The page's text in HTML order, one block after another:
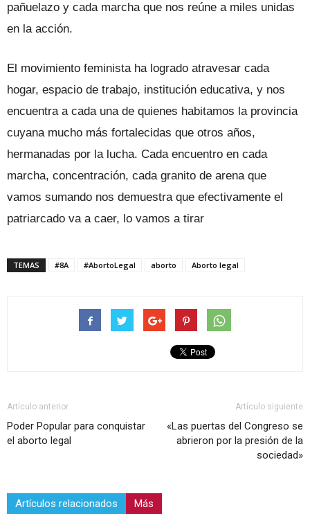
pañuelazo y cada marcha que nos reúne a miles unidas
en la acción.
El movimiento feminista ha logrado atravesar cada
hogar, espacio de trabajo, institución educativa, y nos
encuentra a cada una de quienes habitamos la provincia
cuyana mucho más fortalecidas que otros años,
hermanadas por la lucha. Cada encuentro en cada
marcha, concentración, cada granito de arena que
vamos sumando nos demuestra que efectivamente el
patriarcado va a caer, lo vamos a tirar
TEMAS #8A #AbortoLegal aborto Aborto legal
Artículo anterior
Poder Popular para conquistar
el aborto legal
Artículo siguiente
«Las puertas del Congreso se
abrieron por la presión de la
sociedad»
Artículos relacionados Más